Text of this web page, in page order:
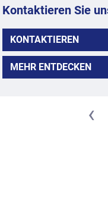
Kontaktieren Sie
KONTAKTIEREN
MEHR ENTDECKEN
‹